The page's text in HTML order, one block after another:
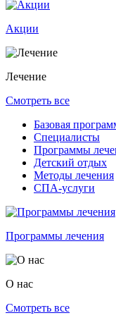
Акции
Лечение
Смотреть все
Базовая
Специалисты
Программы
Детский отдых
Методы лечения
СПА-услуги
Программы лечения
О нас
Смотреть все